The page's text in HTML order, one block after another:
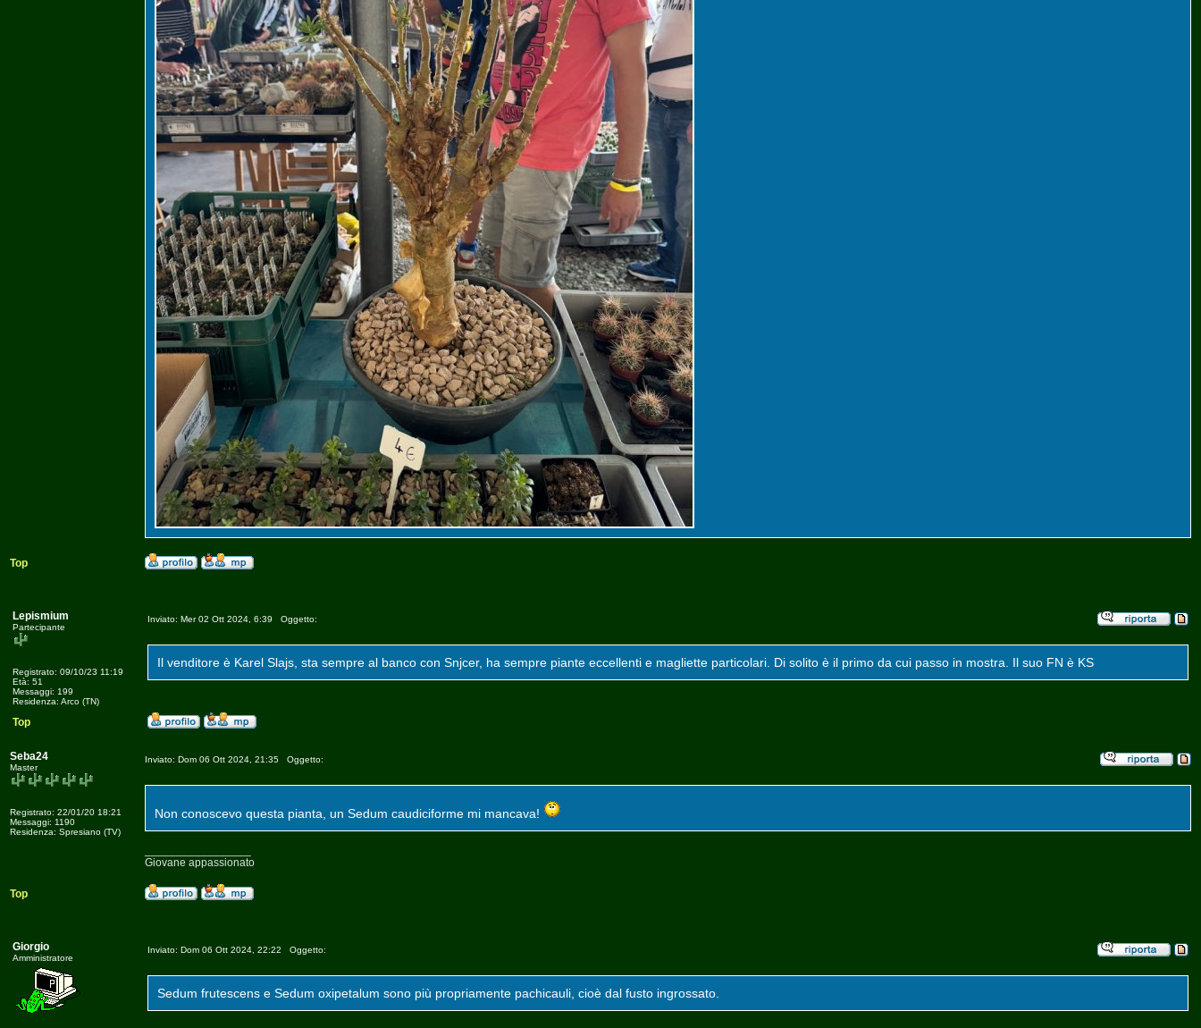
Top
Lepismium
Partecipante
Registrato: 09/10/23 11:19
Età: 51
Messaggi: 199
Residenza: Arco (TN)
Inviato: Mer 02 Ott 2024, 6:39 Oggetto:
Il venditore è Karel Slajs, sta sempre al banco con Snjcer, ha sempre piante eccellenti e magliette particolari. Di solito è il primo da cui passo in mostra. Il suo FN è KS
Top
Seba24
Master
Registrato: 22/01/20 18:21
Messaggi: 1190
Residenza: Spresiano (TV)
Inviato: Dom 06 Ott 2024, 21:35 Oggetto:
Non conoscevo questa pianta, un Sedum caudiciforme mi mancava!
Giovane appassionato
Top
Giorgio
Amministratore
Inviato: Dom 06 Ott 2024, 22:22 Oggetto:
Sedum frutescens e Sedum oxipetalum sono più propriamente pachicauli, cioè dal fusto ingrossato.